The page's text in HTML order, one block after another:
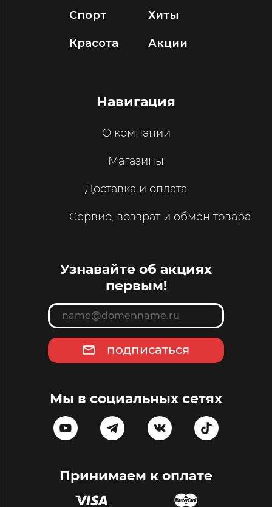
Спорт
Красота
Хиты
Акции
Навигация
О компании
Магазины
Доставка и оплата
Сервис, возврат и обмен товара
Узнавайте об акциях
первым!
подписаться
Мы в социальных сетях
Принимаем к оплате